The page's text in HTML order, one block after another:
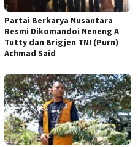
Partai Berkarya Nusantara
Resmi Dikomandoi Neneng A
Tutty dan Brigjen TNI (Purn)
Achmad Said